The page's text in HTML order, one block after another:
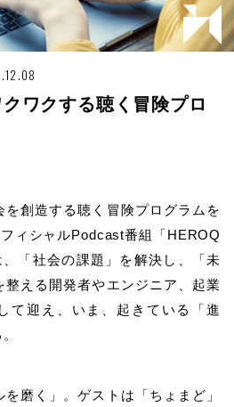
ワクする聴く冒険プロ
を創造する聴く冒険プログラムを
ィシャルPodcast番組「HEROQ
「社会の課題」を解決し、「未
える開発者やエンジニア、起業
て迎え、いま、起きている「進
磨く」。ゲストは「ちょまど」